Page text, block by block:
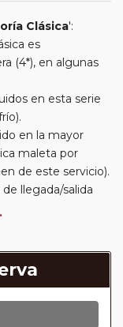
Clásica':
es
(4*), en algunas
en esta serie
en la mayor
maleta por
de este servicio).
llegada/salida
un número de
cenas. En
las entradas